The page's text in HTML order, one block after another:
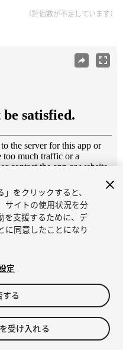
（評価数が不足しています）
をクリックすると、
サイトの使用状況を分
を支援するために、デ
同意したことになり
定
する
受け入れる